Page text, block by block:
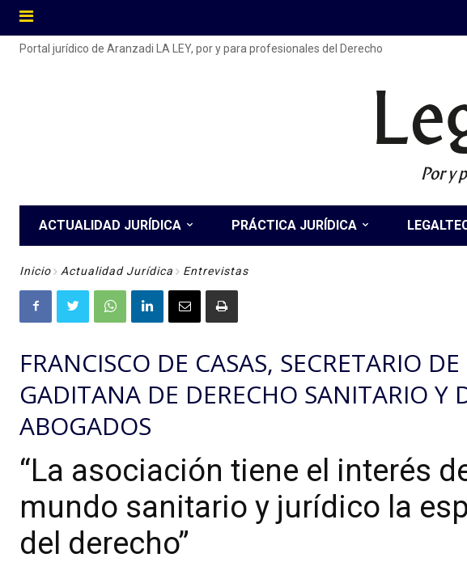
Portal jurídico de Aranzadi LA LEY, por y para profesionales del Derecho
Por y
ACTUALIDAD JURÍDICA PRÁCTICA JURÍDICA
Inicio Actualidad Jurídica Entrevistas
FRANCISCO DE CASAS, SECRETARIO
GADITANA DE DERECHO SANITARIO Y
ABOGADOS
“La asociación tiene el interés
mundo sanitario y jurídico la
del derecho”